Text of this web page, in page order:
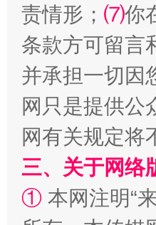
全民健身五年计划来了
责情形； ⑺你
条款方可留言
并承担一切因
网只是提供公
网有关规定将
三、关于网络
① 本网注明“